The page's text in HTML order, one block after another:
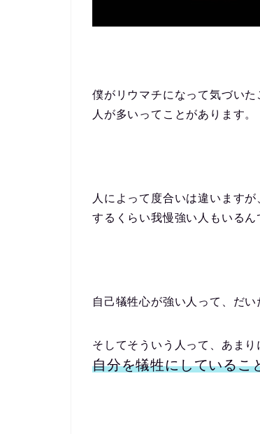
僕がリウマチになって気づい
人が多いってことがあります。
人によって度合いは違います
するくらい我慢強い人もいるん
自己犠牲心が強い人って、だい
そしてそういう人って、あま
自分を犠牲にしているこ